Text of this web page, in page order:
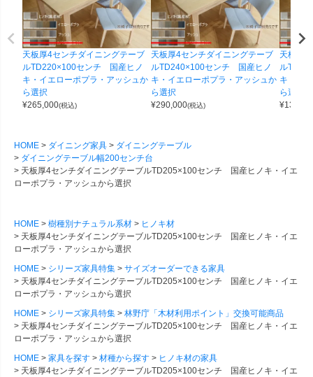
天板厚4センチダイニングテーブ
ルTD220×100センチ 国産ヒノ
キ・イエローポプラ・アッシュか
ら選択
¥265,000(税込)
天板厚4センチダイニングテーブ
ルTD240×100センチ 国産ヒノ
キ・イエローポプラ・アッシュか
ら選択
¥290,000(税込)
天板厚4
ル
キ・イ
ら選択
¥
HOME ダイニング家具
ダイニングテーブル
ダイニングテーブル幅200センチ台
天板厚4センチダイニングテーブルTD205×100センチ 国産ヒノキ・イエ
ローポプラ・アッシュから選択
HOME 樹種別ナチュラル系材
ヒノキ材
天板厚4センチダイニングテーブルTD205×100センチ 国産ヒノキ・イエ
ローポプラ・アッシュから選択
HOME
シリーズ家具特集
サイズオーダーできる家具
天板厚4センチダイニングテーブルTD205×100センチ 国産ヒノキ・イエ
ローポプラ・アッシュから選択
HOME
シリーズ家具特集
林野庁「木材利用ポイント」交換可能商品
天板厚4センチダイニングテーブルTD205×100センチ 国産ヒノキ・イエ
ローポプラ・アッシュから選択
HOME
家具を探す 材種から探す
ヒノキ材の家具
天板厚4センチダイニングテーブルTD205×100センチ 国産ヒノキ・イエ